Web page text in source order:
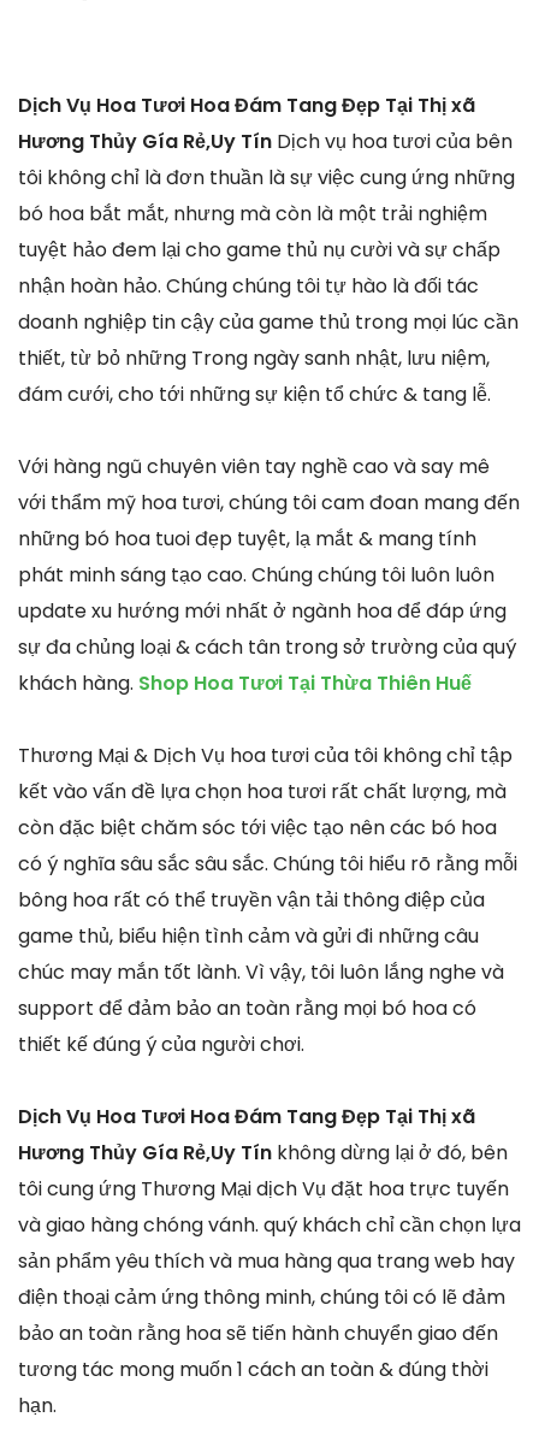
Dịch Vụ Hoa Tươi Hoa Đám Tang Đẹp Tại Thị xã
Hương Thủy Gía Rẻ,Uy Tín Dịch vụ hoa tươi của bên
tôi không chỉ là đơn thuần là sự việc cung ứng những
bó hoa bắt mắt, nhưng mà còn là một trải nghiệm
tuyệt hảo đem lại cho game thủ nụ cười và sự chấp
nhận hoàn hảo. Chúng chúng tôi tự hào là đối tác
doanh nghiệp tin cậy của game thủ trong mọi lúc cần
thiết, từ bỏ những Trong ngày sanh nhật, lưu niệm,
đám cưới, cho tới những sự kiện tổ chức & tang lễ.
Với hàng ngũ chuyên viên tay nghề cao và say mê
với thẩm mỹ hoa tươi, chúng tôi cam đoan mang đến
những bó hoa tuoi đẹp tuyệt, lạ mắt & mang tính
phát minh sáng tạo cao. Chúng chúng tôi luôn luôn
update xu hướng mới nhất ở ngành hoa để đáp ứng
sự đa chủng loại & cách tân trong sở trường của quý
khách hàng. Shop Hoa Tươi Tại Thừa Thiên Huế
Thương Mại & Dịch Vụ hoa tươi của tôi không chỉ tập
kết vào vấn đề lựa chọn hoa tươi rất chất lượng, mà
còn đặc biệt chăm sóc tới việc tạo nên các bó hoa
có ý nghĩa sâu sắc sâu sắc. Chúng tôi hiểu rõ rằng mỗi
bông hoa rất có thể truyền vận tải thông điệp của
game thủ, biểu hiện tình cảm và gửi đi những câu
chúc may mắn tốt lành. Vì vậy, tôi luôn lắng nghe và
support để đảm bảo an toàn rằng mọi bó hoa có
thiết kế đúng ý của người chơi.
Dịch Vụ Hoa Tươi Hoa Đám Tang Đẹp Tại Thị xã
Hương Thủy Gía Rẻ,Uy Tín không dừng lại ở đó, bên
tôi cung ứng Thương Mại dịch Vụ đặt hoa trực tuyến
và giao hàng chóng vánh. quý khách chỉ cần chọn lựa
sản phẩm yêu thích và mua hàng qua trang web hay
điện thoại cảm ứng thông minh, chúng tôi có lẽ đảm
bảo an toàn rằng hoa sẽ tiến hành chuyển giao đến
tương tác mong muốn 1 cách an toàn & đúng thời
hạn.